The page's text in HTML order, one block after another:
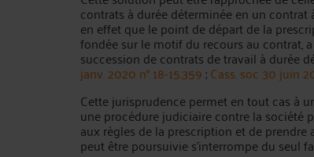
contrats à durée déterminée en un
en effet que le point de départ de la
fondée sur le motif du recours au contrat,
succession de contrats de travail à durée
janv. 2020 n° 18-15.359;Cass. soc 30 juin
Cette jurisprudence permet en tout cas à
une procédure judiciaire contre la société
aux règles de la prescription et de
peut être poursuivie s'interrompe du seul